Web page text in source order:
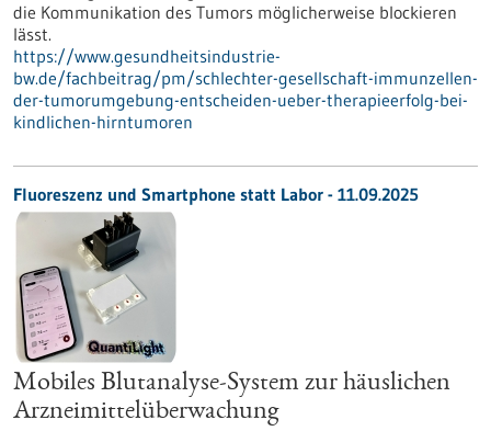
die Kommunikation des Tumors möglicherweise blockieren
lässt.
https://www.gesundheitsindustrie-
bw.de/fachbeitrag/pm/schlechter-gesellschaft-immunzellen-
der-tumorumgebung-entscheiden-ueber-therapieerfolg-bei-
kindlichen-hirntumoren
Fluoreszenz und Smartphone statt Labor - 11.09.2025
Mobiles Blutanalyse-System zur häuslichen
Arzneimittelüberwachung